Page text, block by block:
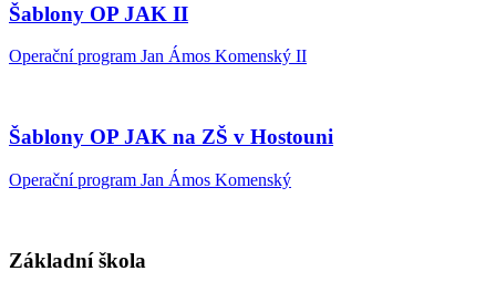
Šablony OP JAK II
Operační program Jan Ámos Komenský II
Šablony OP JAK na ZŠ v Hostouni
Operační program Jan Ámos Komenský
Základní škola